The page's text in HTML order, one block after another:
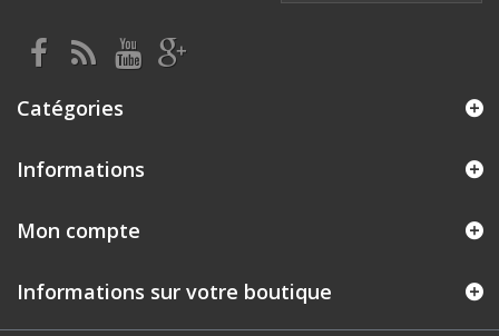
Catégories
Informations
Mon compte
Informations sur votre boutique